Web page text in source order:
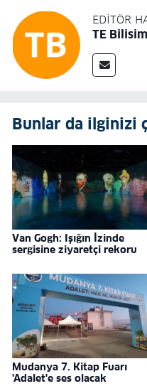
EDITÖR
TE Bilisim
Bunlar da ilginizi
Van Gogh: Işığın İzinde
sergisine ziyaretçi rekoru
Mudanya 7. Kitap Fuarı
'Adalet'e ses olacak